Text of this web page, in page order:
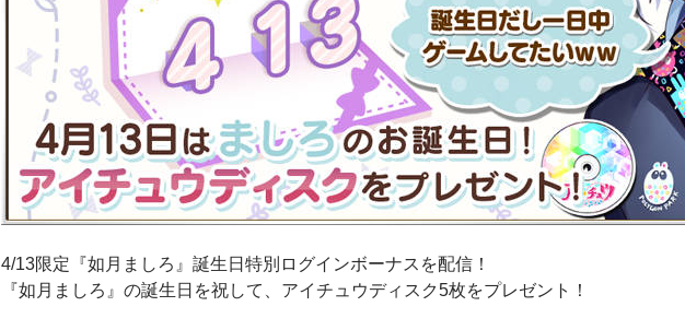
4/13限定『如月ましろ』誕生日特別ログインボーナスを配信！
『如月ましろ』の誕生日を祝して、アイチュウディスク5枚をプレゼント！